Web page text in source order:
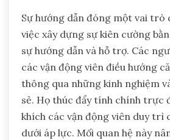
Sự hướng dẫn đóng một vai
việc xây dựng sự kiên cường
sự hướng dẫn và hỗ trợ. Các
các vận động viên điều hướng
thông qua những kinh nghiệm
sẻ. Họ thúc đẩy tính chính trực
khích các vận động viên duy trì
dưới áp lực. Mối quan hệ này